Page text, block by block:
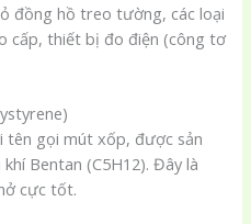
đồng hồ treo tường, các loại
cấp, thiết bị đo điện (công tơ
tên gọi mút xốp, được sản
Bentan (C5H12). Đây là
cực tốt.